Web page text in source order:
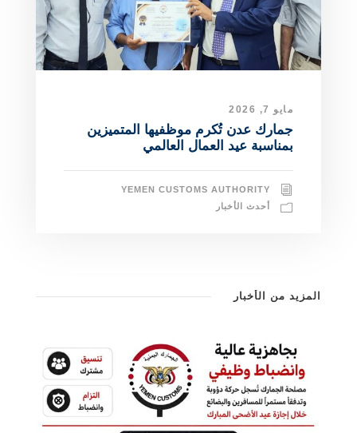
مايو 7, 2026
جمارك عدن تُكرم موظفيها المتميزين
بمناسبة عيد العمال العالمي ​
YEMEN CUSTOMS AUTHORITY
أحدث الأخبار
المزيد من الأخبار